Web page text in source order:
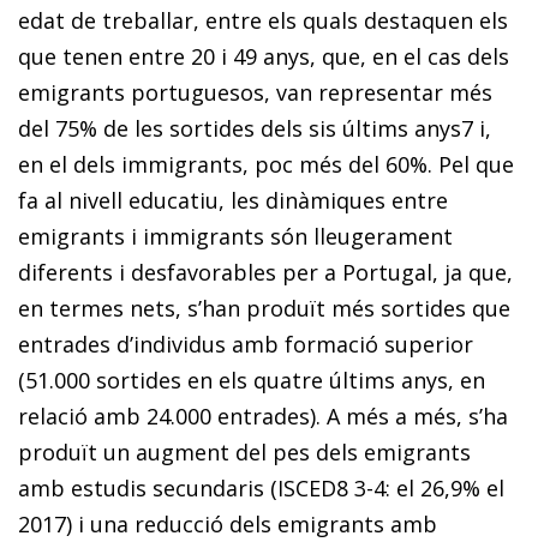
edat de treballar, entre els quals destaquen els
que tenen entre 20 i 49 anys, que, en el cas dels
emigrants portuguesos, van representar més
del 75% de les sortides dels sis últims anys7 i,
en el dels immigrants, poc més del 60%. Pel que
fa al nivell educatiu, les dinàmiques entre
emigrants i immigrants són lleugerament
diferents i desfavorables per a Portugal, ja que,
en termes nets, s’han produït més sortides que
entrades d’individus amb formació superior
(51.000 sortides en els quatre últims anys, en
relació amb 24.000 entrades). A més a més, s’ha
produït un augment del pes dels emigrants
amb estudis secundaris (ISCED8 3-4: el 26,9% el
2017) i una reducció dels emigrants amb